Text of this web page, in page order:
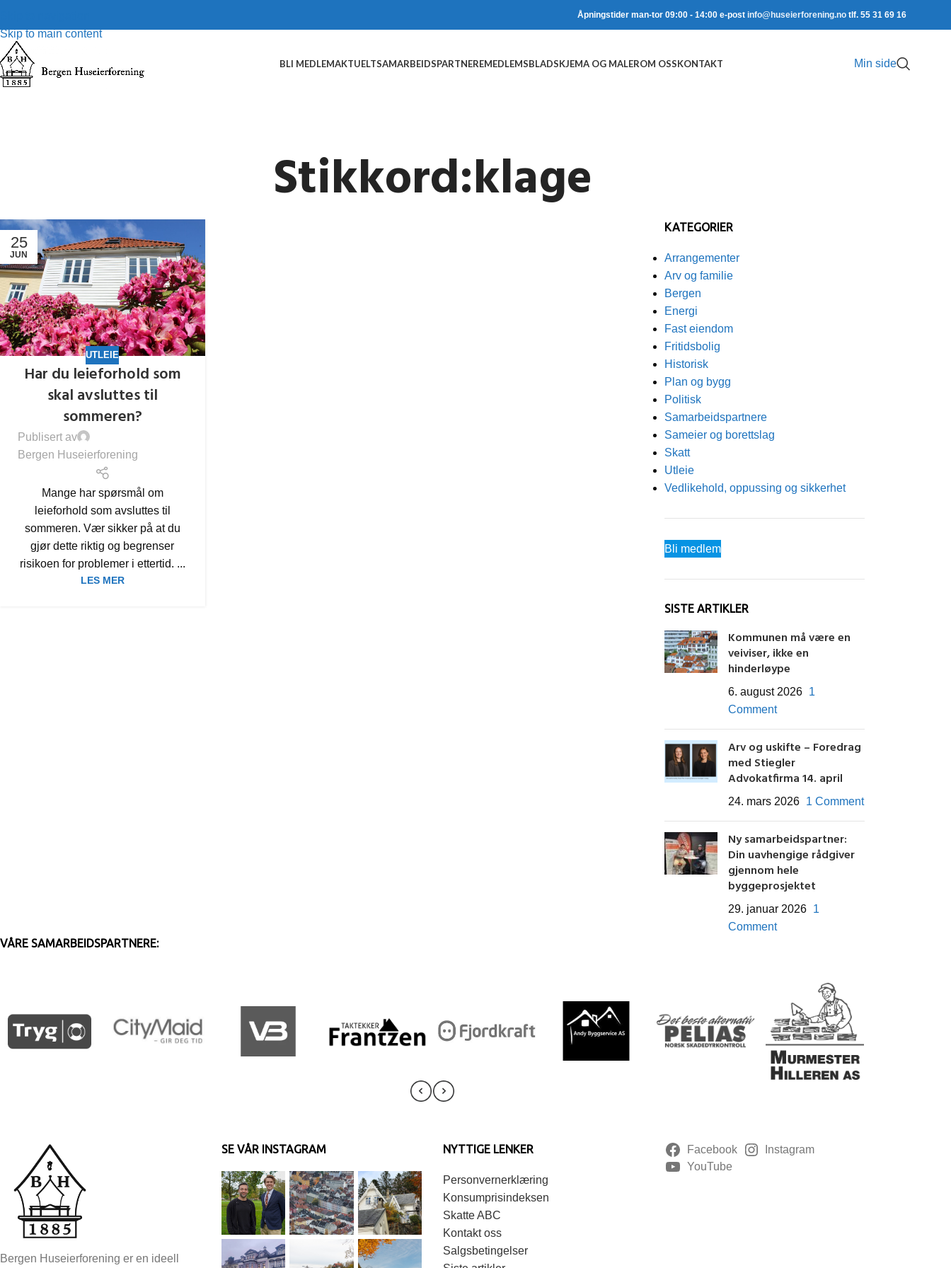
Skip to main content
Åpningstider man-tor 09:00 - 14:00 e-post info@huseierforening.notlf. 55 31 69 16
BLI MEDLEMAKTUELTSAMARBEIDSPARTNEREMEDLEMSBLADSKJEMA OG MALEROM OSSKONTAKT Min side
Stikkord:klage
25
JUN
UTLEIE
Har du leieforhold som
skal avsluttes til
sommeren?
Publisert av
Bergen Huseierforening
Mange har spørsmål om
leieforhold som avsluttes til
sommeren. Vær sikker på at du
gjør dette riktig og begrenser
risikoen for problemer i ettertid. ...
LES MER
KATEGORIER
Arrangementer
Arv og familie
Bergen
Energi
Fast eiendom
Fritidsbolig
Historisk
Plan og bygg
Politisk
Samarbeidspartnere
Sameier og borettslag
Skatt
Utleie
Vedlikehold, oppussing og sikkerhet
Bli medlem
SISTE ARTIKLER
Kommunen må være en
veiviser, ikke en
hinderløype
6. august 2026 1
Comment
Arv og uskifte – Foredrag
med Stiegler
Advokatfirma 14. april
24. mars 2026 1 Comment
Ny samarbeidspartner:
Din uavhengige rådgiver
gjennom hele
byggeprosjektet
29. januar 2026 1
Comment
VÅRE SAMARBEIDSPARTNERE:
Bergen Huseierforening er en ideell
SE VÅR INSTAGRAM NYTTIGE LENKER
Personvernerklæring
Konsumprisindeksen
Skatte ABC
Kontakt oss
Salgsbetingelser
Facebook
Instagram
YouTube